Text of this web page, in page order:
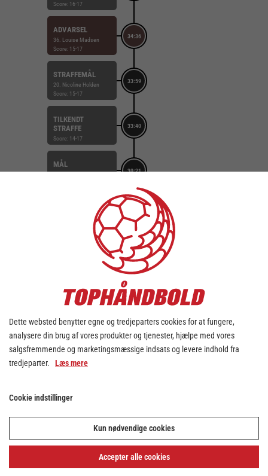
Score: 16-17
34:36
ADVARSEL
36. Louise Madsen
Score: 15-17
33:59
STRAFFEMÅL
20. Nicoline Holden
Score: 15-17
33:40
TILKENDT
STRAFFE
Score: 14-17
30:21
MÅL
30:00
PAUSE SLUT
30:00
PAUSE
29:59
STRAFFEMÅL
Dette websted benytter egne og tredjeparters cookies for at fungere,
analysere din brug af vores produkter og tjenester, hjælpe med vores
salgsfremmende og marketingsmæssige indsats og levere indhold fra
tredjeparter. Læs mere
Cookie indstillinger
Kun nødvendige cookies
Accepter alle cookies